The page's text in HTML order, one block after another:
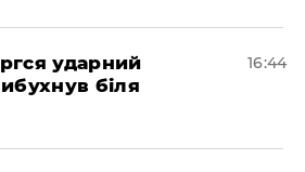
ударний
біля
16:44